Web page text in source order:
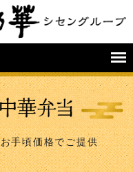
手頃価格でご提供